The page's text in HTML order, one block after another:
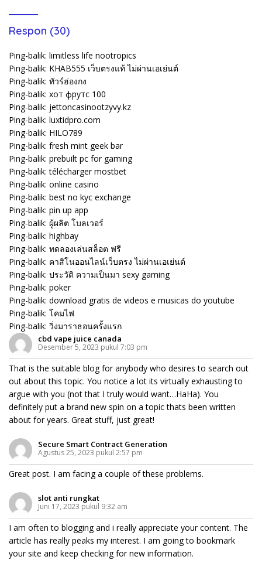
Respon (30)
Ping-balik: limitless life nootropics
Ping-balik: KHAB555 เว็บตรงแท้ ไม่ผ่านเอเย่นต์
Ping-balik: ทัวร์ฮ่องกง
Ping-balik: хот фрутс 100
Ping-balik: jettoncasinootzyvy.kz
Ping-balik: luxtidpro.com
Ping-balik: HILO789
Ping-balik: fresh mint geek bar
Ping-balik: prebuilt pc for gaming
Ping-balik:télécharger mostbet
Ping-balik: online casino
Ping-balik: best no kyc exchange
Ping-balik: pin up app
Ping-balik: ผู้ผลิต โบลเวอร์
Ping-balik: highbay
Ping-balik: ทดลองเล่นสล็อต ฟรี
Ping-balik: คาสิโนออนไลน์เว็บตรง ไม่ผ่านเอเย่นต์
Ping-balik: ประวัติ ความเป็นมา sexy gaming
Ping-balik: poker
Ping-balik: download gratis de videos e musicas do youtube
Ping-balik: โคมไฟ
Ping-balik: วิ่งมาราธอนครั้งแรก
cbd vape juice canada
Desember 5, 2023 pukul 7:03 pm
That is the suitable blog for anybody who desires to search out
out about this topic. You notice a lot its virtually exhausting to
argue with you (not that I truly would want…HaHa). You
definitely put a brand new spin on a topic thats been written
about for years. Great stuff, just great!
Secure Smart Contract Generation
Agustus 25, 2023 pukul 2:57 pm
Great post. I am facing a couple of these problems.
slot anti rungkat
Juni 17, 2023 pukul 9:32 am
I am often to blogging and i really appreciate your content. The
article has really peaks my interest. I am going to bookmark
your site and keep checking for new information.